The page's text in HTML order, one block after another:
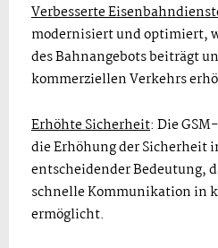
Verbesserte
modernisiert und optimiert,
des Bahnangebots beiträgt
kommerziellen Verkehrs
Erhöhte Sicherheit: Die
die Erhöhung der Sicherheit
entscheidender Bedeutung,
schnelle Kommunikation in
ermöglicht.